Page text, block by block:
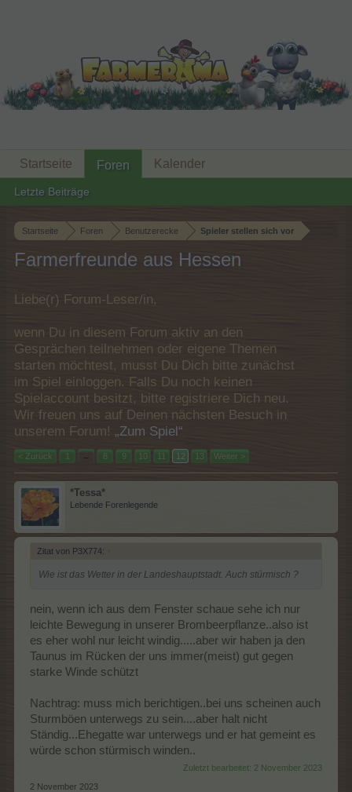
Startseite Foren Benutzerecke Spieler stellen sich vor
Farmerfreunde aus Hessen
Liebe(r) Forum-Leser/in,
wenn Du in diesem Forum aktiv an den
Gesprächen teilnehmen oder eigene Themen
starten möchtest, musst Du Dich bitte zunächst
im Spiel einloggen. Falls Du noch keinen
Spielaccount besitzt, bitte registriere Dich neu.
Wir freuen uns auf Deinen nächsten Besuch in
unserem Forum! „Zum Spiel“
< Zurück 1 ← 8 9 10 11 12 13 Weiter >
*Tessa*
Lebende Forenlegende
Zitat von P3X774: ↑
Wie ist das Wetter in der Landeshauptstadt. Auch stürmisch ?
nein, wenn ich aus dem Fenster schaue sehe ich nur
leichte Bewegung in unserer Brombeerpflanze..also ist
es eher wohl nur leicht windig.....aber wir haben ja den
Taunus im Rücken der uns immer(meist) gut gegen
starke Winde schützt
Nachtrag: muss mich berichtigen..bei uns scheinen auch
Sturmböen unterwegs zu sein....aber halt nicht
Ständig...Ehegatte war unterwegs und er hat gemeint es
würde schon stürmisch winden..
Zuletzt bearbeitet: 2 November 2023
2 November 2023
Startseite Foren
Letzte Beiträge
Kalender